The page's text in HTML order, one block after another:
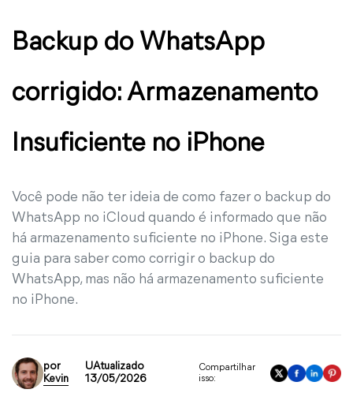
Backup do WhatsApp
corrigido: Armazenamento
Insuficiente no iPhone
Você pode não ter ideia de como fazer o backup do
WhatsApp no iCloud quando é informado que não
há armazenamento suficiente no iPhone. Siga este
guia para saber como corrigir o backup do
WhatsApp, mas não há armazenamento suficiente
no iPhone.
por
Kevin
UAtualizado
13/05/2026
Compartilhar
isso: